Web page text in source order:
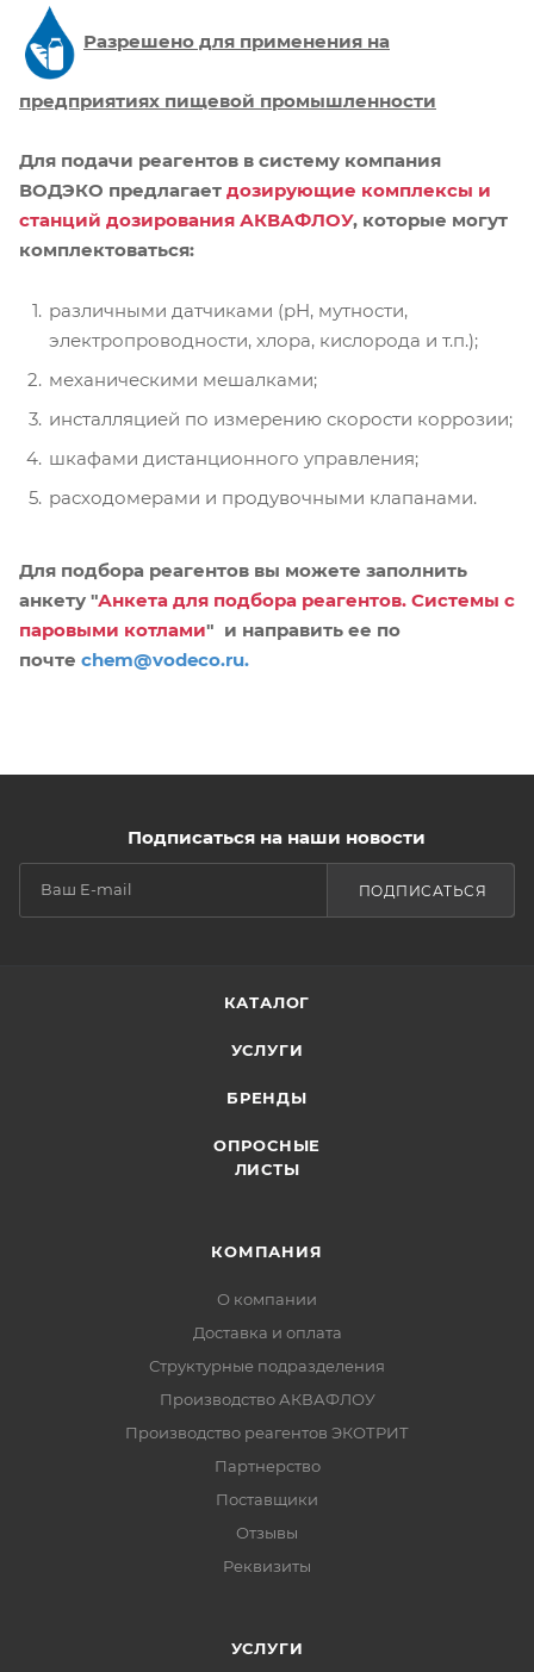
Разрешено для применения на
предприятиях пищевой промышленности
Для подачи реагентов в систему компания
ВОДЭКО предлагает дозирующие комплексы и
станций дозирования АКВАФЛОУ, которые могут
комплектоваться:
различными датчиками (pH, мутности,
электропроводности, хлора, кислорода и т.п.);
механическими мешалками;
инсталляцией по измерению скорости коррозии;
шкафами дистанционного управления;
расходомерами и продувочными клапанами.
Для подбора реагентов вы можете заполнить
анкету "Анкета для подбора реагентов. Системы с
паровыми котлами" и направить ее по
почте chem@vodeco.ru.
Подписаться на наши новости
ПОДПИСАТЬСЯ
КАТАЛОГ
УСЛУГИ
БРЕНДЫ
ОПРОСНЫЕ
ЛИСТЫ
КОМПАНИЯ
О компании
Доставка и оплата
Структурные подразделения
Производство АКВАФЛОУ
Производство реагентов ЭКОТРИТ
Партнерство
Поставщики
Отзывы
Реквизиты
УСЛУГИ